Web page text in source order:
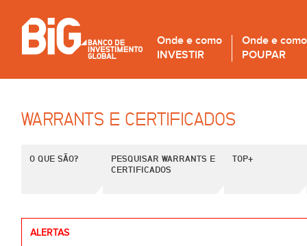
Onde e como
INVESTIR
Onde e como
POUPAR
WARRANTS E CERTIFICADOS
O QUE SÃO?
PESQUISAR WARRANTS E
CERTIFICADOS
TOP+
ALERTAS